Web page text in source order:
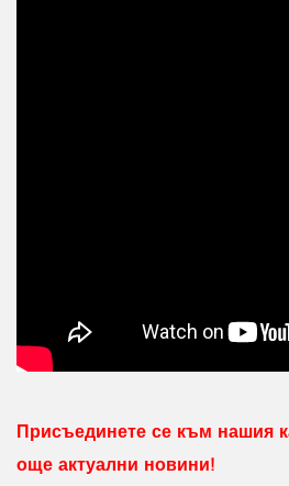
Присъединете се към нашия
още актуални новини!